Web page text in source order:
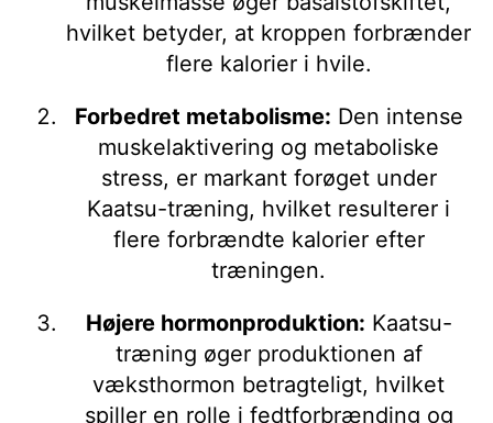
hvilket betyder, at kroppen forbrænder
flere kalorier i hvile.
Forbedret metabolisme: Den intense
muskelaktivering og metaboliske
stress, er markant forøget under
Kaatsu-træning, hvilket resulterer i
flere forbrændte kalorier efter
træningen.
Højere hormonproduktion: Kaatsu-
træning øger produktionen af
væksthormon betragteligt, hvilket
spiller en rolle i fedtforbrænding og